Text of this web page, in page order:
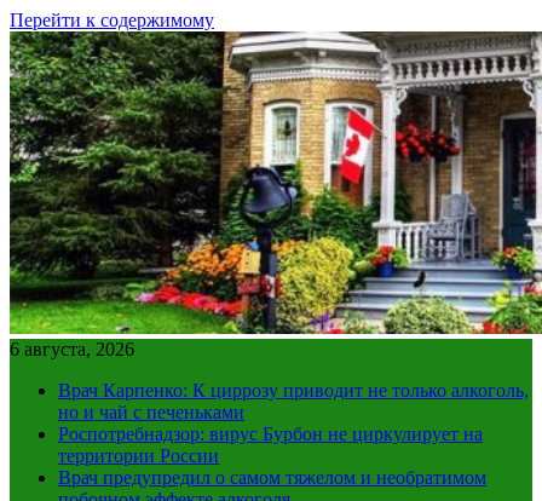
Перейти к содержимому
6 августа, 2026
Врач Карпенко: К циррозу приводит не только алкоголь,
но и чай с печеньками
Роспотребнадзор: вирус Бурбон не циркулирует на
территории России
Врач предупредил о самом тяжелом и необратимом